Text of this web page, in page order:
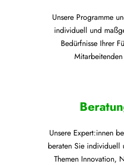
Unsere Programme
individuell und
Bedürfnisse Ihrer
Unsere Expert:innen
beraten Sie individuell
Themen Innovation,